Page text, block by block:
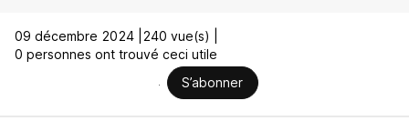
09 décembre 2024 |
240 vue(s) |
0 personnes ont trouvé ceci utile
S’abonner